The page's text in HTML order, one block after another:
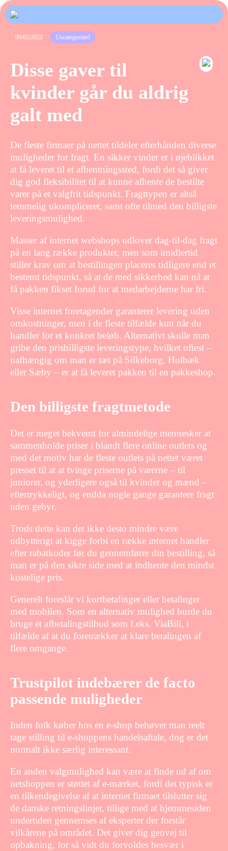
09/02/2022 Uncategorized
Disse gaver til
kvinder går du aldrig
galt med
De fleste firmaer på nettet tildeler efterhånden diverse
muligheder for fragt. En sikker vinder er i øjeblikket
at få leveret til et afhentningssted, fordi det så giver
dig god fleksibilitet til at kunne afhente de bestilte
varer på et valgfrit tidspunkt. Fragttypen er altså
temmelig ukompliceret, samt ofte tilmed den billigste
leveringsmulighed.
Masser af internet webshops udlover dag-til-dag fragt
på en lang række produkter, men som imidlertid
stiller krav om at bestillingen placeres tidligere end et
bestemt tidspunkt, så at de med sikkerhed kan nå at
få pakken fikset forud for at medarbejderne har fri.
Visse internet foretagender garanterer levering uden
omkostninger, men i de fleste tilfælde kun når du
handler for et konkret beløb. Alternativt skulle man
gribe den prisbilligste leveringstype, hvilket oftest –
uafhængig om man er tæt på Silkeborg, Holbæk
eller Sæby – er at få leveret pakken til en pakkeshop.
Den billigste fragtmetode
Det er meget bekvemt for almindelige mennesker at
sammenholde priser i blandt flere online outlets og
med det motiv har de fleste outlets på nettet været
presset til at at tvinge priserne på varerne – til
juniorer, og yderligere også til kvinder og mænd –
eftertrykkeligt, og endda nogle gange garantere fragt
uden gebyr.
Trods dette kan det ikke desto mindre være
udbytterigt at kigge forbi en række internet handler
efter rabatkoder før du gennemfører din bestilling, så
man er på den sikre side med at indhente den mindst
kostelige pris.
Generelt foreslår vi kortbetalinger eller betalinger
med mobilen. Som en alternativ mulighed burde du
bruge et afbetalingstilbud som f.eks. ViaBill, i
tilfælde af at du foretrækker at klare betalingen af
flere omgange.
Trustpilot indebærer de facto
passende muligheder
Inden folk køber hos en e-shop behøver man reelt
tage stilling til e-shoppens handelsaftale, dog er det
normalt ikke særlig interessant.
En anden valgmulighed kan være at finde ud af om
netshoppen er støttet af e-mærket, fordi det typisk er
en tilkendegivelse af at internet firmaet tilslutter sig
de danske retningslinjer, tillige med at hjemmesiden
undertiden gennemses af eksperter der forstår
vilkårene på området. Det giver dig genvej til
opbakning, for så vidt du forvoldes besvær i